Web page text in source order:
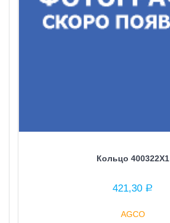
Кольцо 400322X1
421,30 Р
AGCO